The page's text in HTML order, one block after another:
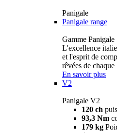
Panigale
Panigale range
Gamme Panigale
L'excellence
et l'esprit de
rêvées de
En savoir plus
V2
Panigale V2
120 ch
93,3 Nm
179 kg